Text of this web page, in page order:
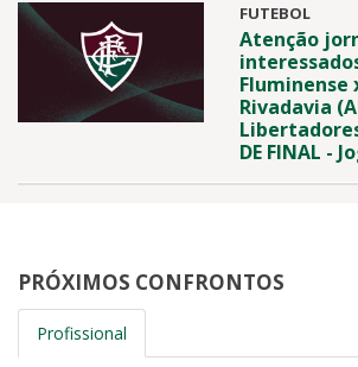
FUTEBOL
Atenção
Fluminense
Rivadavia
DE FINAL -
PRÓXIMOS CONFRONTOS
Profissional